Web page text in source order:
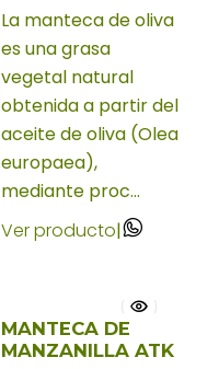
La manteca de oliva
es una grasa
vegetal natural
obtenida a partir del
aceite de oliva (Olea
europaea),
mediante proc...
Ver producto|
MANTECA DE
MANZANILLA ATK